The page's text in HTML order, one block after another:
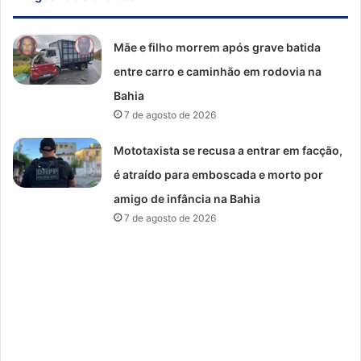
Mãe e filho morrem após grave batida
entre carro e caminhão em rodovia na
Bahia
7 de agosto de 2026
Mototaxista se recusa a entrar em facção,
é atraído para emboscada e morto por
amigo de infância na Bahia
7 de agosto de 2026